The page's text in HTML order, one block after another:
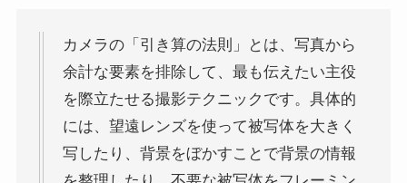
カメラの「引き算の法則」とは、写真から
余計な要素を排除して、最も伝えたい主役
を際立たせる撮影テクニックです。具体的
には、望遠レンズを使って被写体を大きく
写したり、背景をぼかすことで背景の情報